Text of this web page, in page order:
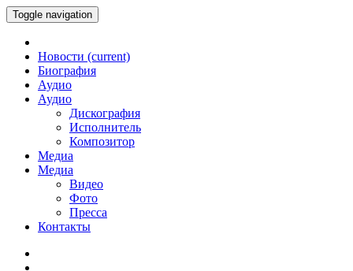
Toggle navigation
Новости (current)
Биография
Аудио
Аудио
Дискография
Исполнитель
Композитор
Медиа
Медиа
Видео
Фото
Пресса
Контакты